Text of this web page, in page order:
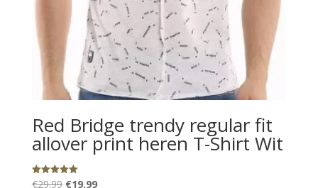
Red Bridge trendy regular fit
allover print heren T-Shirt Wit
Gewaardeerd
€29.99 Oorspronkelijke
€19.99Huidige